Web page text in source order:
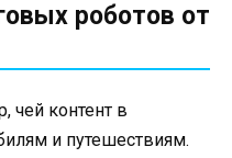
роботов от
чей контент в
и путешествиям.